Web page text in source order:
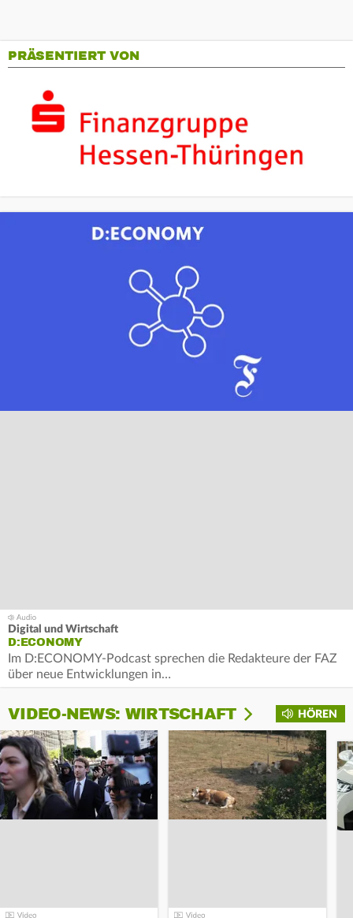
PRÄSENTIERT VON
Digital und Wirtschaft
D:ECONOMY
Im D:ECONOMY-Podcast sprechen die Redakteure der FAZ
über neue Entwicklungen in…
HÖREN
VIDEO-NEWS: WIRTSCHAFT